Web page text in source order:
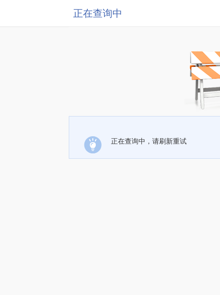
正在查询中
正在查询中，请刷新重试